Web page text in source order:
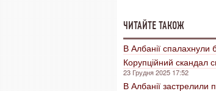
ЧИТАЙТЕ ТАКОЖ
В Албанії спалахнули
Корупційний скандал
23 Грудня 2025 17:52
В Албанії застрелили